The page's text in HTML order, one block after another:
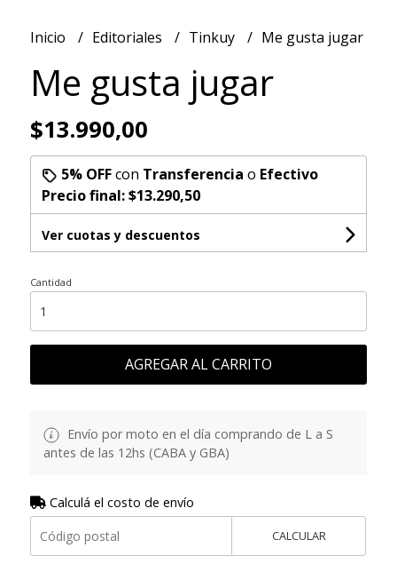
Inicio Editoriales Tinkuy Me gusta jugar
Me gusta jugar
$13.990,00
5% OFFcon Transferencia o Efectivo
Precio final:$13.290,50
Ver cuotas y descuentos
Cantidad
AGREGAR AL CARRITO
Envío por moto en el día comprando de L a S
antes de las 12hs (CABA y GBA)
Calculá el costo de envío
CALCULAR